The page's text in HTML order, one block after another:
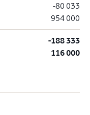
-80 033
954 000
-188 333
116 000